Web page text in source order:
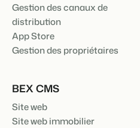
Gestion des canaux de
distribution
App Store
Gestion des propriétaires
BEX CMS
Site web
Site web immobilier